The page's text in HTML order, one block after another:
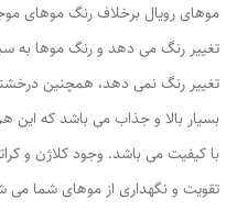
موهای رویال برخلاف رنگ موهای
تغییر رنگ می دهد و رنگ موها به
تغییر رنگ نمی دهد، همچنین
بسیار بالا و جذاب می باشد که
با کیفیت می باشد. وجود کلاژن و
تقویت و نگهداری از موهای شما می